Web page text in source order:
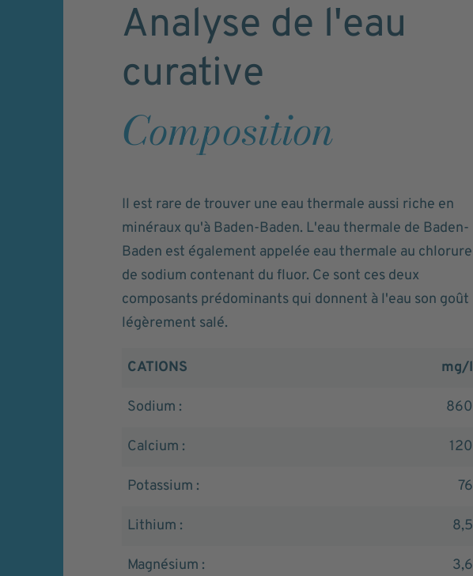
Analyse de l'eau
curative
Composition
Il est rare de trouver une eau thermale aussi riche en
minéraux qu'à Baden-Baden. L'eau thermale de Baden-
Baden est également appelée eau thermale au chlorure
de sodium contenant du fluor. Ce sont ces deux
composants prédominants qui donnent à l'eau son goût
légèrement salé.
CATIONS mg/l
Sodium : 860
Calcium : 120
Potassium : 76
Lithium : 8,5
Magnésium : 3,6